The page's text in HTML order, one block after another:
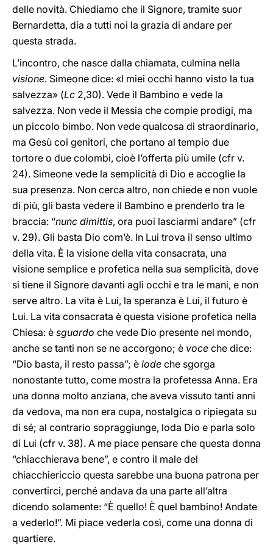
delle novità. Chiediamo che il Signore, tramite suor
Bernardetta, dia a tutti noi la grazia di andare per
questa strada.
L’incontro, che nasce dalla chiamata, culmina nella
visione. Simeone dice: «I miei occhi hanno visto la tua
salvezza» (Lc 2,30). Vede il Bambino e vede la
salvezza. Non vede il Messia che compie prodigi, ma
un piccolo bimbo. Non vede qualcosa di straordinario,
ma Gesù coi genitori, che portano al tempio due
tortore o due colombi, cioè l’offerta più umile (cfr v.
24). Simeone vede la semplicità di Dio e accoglie la
sua presenza. Non cerca altro, non chiede e non vuole
di più, gli basta vedere il Bambino e prenderlo tra le
braccia: “nunc dimittis, ora puoi lasciarmi andare” (cfr
v. 29). Gli basta Dio com’è. In Lui trova il senso ultimo
della vita. È la visione della vita consacrata, una
visione semplice e profetica nella sua semplicità, dove
si tiene il Signore davanti agli occhi e tra le mani, e non
serve altro. La vita è Lui, la speranza è Lui, il futuro è
Lui. La vita consacrata è questa visione profetica nella
Chiesa: è sguardo che vede Dio presente nel mondo,
anche se tanti non se ne accorgono; è voce che dice:
“Dio basta, il resto passa”; è lode che sgorga
nonostante tutto, come mostra la profetessa Anna. Era
una donna molto anziana, che aveva vissuto tanti anni
da vedova, ma non era cupa, nostalgica o ripiegata su
di sé; al contrario sopraggiunge, loda Dio e parla solo
di Lui (cfr v. 38). A me piace pensare che questa donna
“chiacchierava bene”, e contro il male del
chiacchiericcio questa sarebbe una buona patrona per
convertirci, perché andava da una parte all’altra
dicendo solamente: “È quello! È quel bambino! Andate
a vederlo!”. Mi piace vederla così, come una donna di
quartiere.